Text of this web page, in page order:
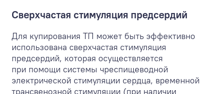
Сверхчастая стимуляция предсердий
Для купирования ТП может быть эффективно
использована сверхчастая стимуляция
предсердий, которая осуществляется
при помощи системы чреспищеводной
электрической стимуляции сердца, временной
трансвенозной стимуляции (при наличии